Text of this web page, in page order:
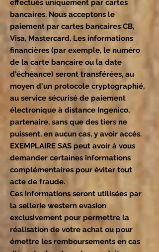
effectués uniquement par cartes
bancaires. Nous acceptons le
paiement par cartes bancaires CB,
Visa, Mastercard. Les informations
financières (par exemple, le numéro
de la carte bancaire ou la date
d'échéance) seront transférées, au
moyen d'un protocole cryptographié,
au service sécurisé de paiement
électronique à distance Ingenico,
partenaire, sans que des tiers ne
puissent, en aucun cas, y avoir accès.
EXEMPLAIRE SAS peut avoir à vous
demander certaines informations
complémentaires pour éviter tout
acte de fraude.
Ces informations seront utilisées par
la sellerie western evasion
exclusivement pour permettre la
réalisation de votre achat ou pour
émettre les remboursements en cas